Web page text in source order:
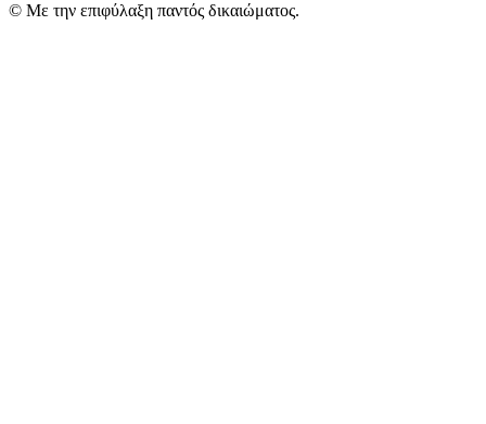
© Με την επιφύλαξη παντός δικαιώματος.